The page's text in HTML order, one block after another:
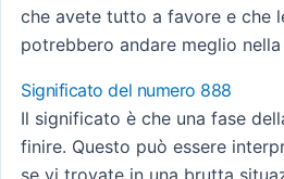
che avete tutto a favore e che
potrebbero andare meglio
Significato del numero 888
Il significato è che una fase
finire. Questo può essere
se vi trovate in una brutta